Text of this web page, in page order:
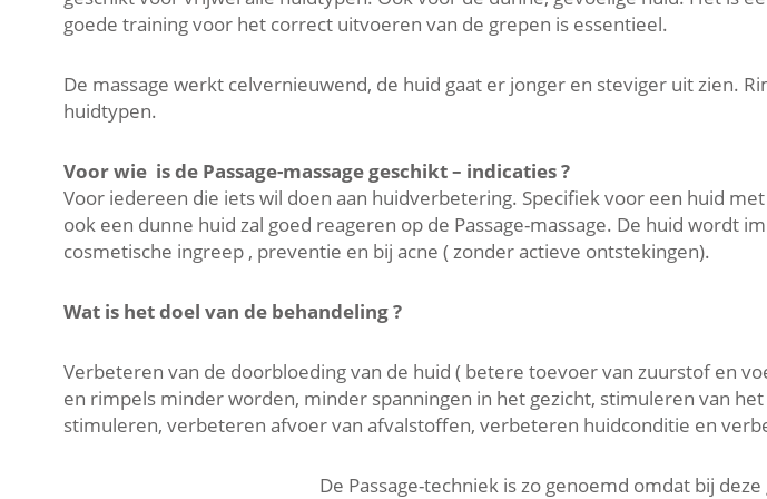
goede training voor het correct uitvoeren van de grepen is essentieel.
De massage werkt celvernieuwend, de huid gaat er jonger en steviger uit zien.
huidtypen.
Voor wie is de Passage-massage geschikt – indicaties ?
Voor iedereen die iets wil doen aan huidverbetering. Specifiek voor een huid
ook een dunne huid zal goed reageren op de Passage-massage. De huid wordt
cosmetische ingreep , preventie en bij acne ( zonder actieve ontstekingen).
Wat is het doel van de behandeling ?
Verbeteren van de doorbloeding van de huid ( betere toevoer van zuurstof en
en rimpels minder worden, minder spanningen in het gezicht, stimuleren van
stimuleren, verbeteren afvoer van afvalstoffen, verbeteren huidconditie en
De Passage-techniek is zo genoemd omdat bij